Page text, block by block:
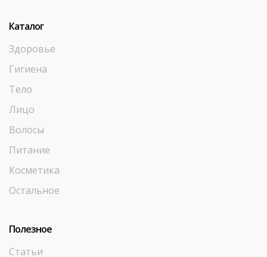
Каталог
Здоровье
Гигиена
Тело
Лицо
Волосы
Питание
Косметика
Остальное
Полезное
Статьи